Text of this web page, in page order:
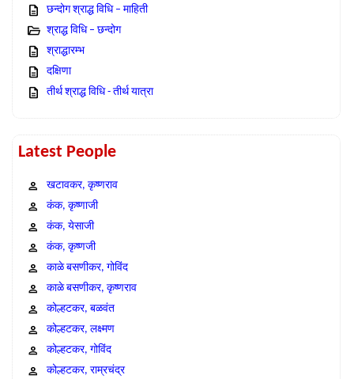
छन्दोग श्राद्ध विधि – माहिती
श्राद्ध विधि – छन्दोग
श्राद्धारम्भ
दक्षिणा
तीर्थ श्राद्ध विधि - तीर्थ यात्रा
Latest People
खटावकर, कृष्णराव
कंक, कृष्णाजी
कंक, येसाजी
कंक, कृष्णजी
काळे बसणीकर, गोविंद
काळे बसणीकर, कृष्णराव
कोल्हटकर, बळवंत
कोल्हटकर, लक्ष्मण
कोल्हटकर, गोविंद
कोल्हटकर, राम्रचंद्र